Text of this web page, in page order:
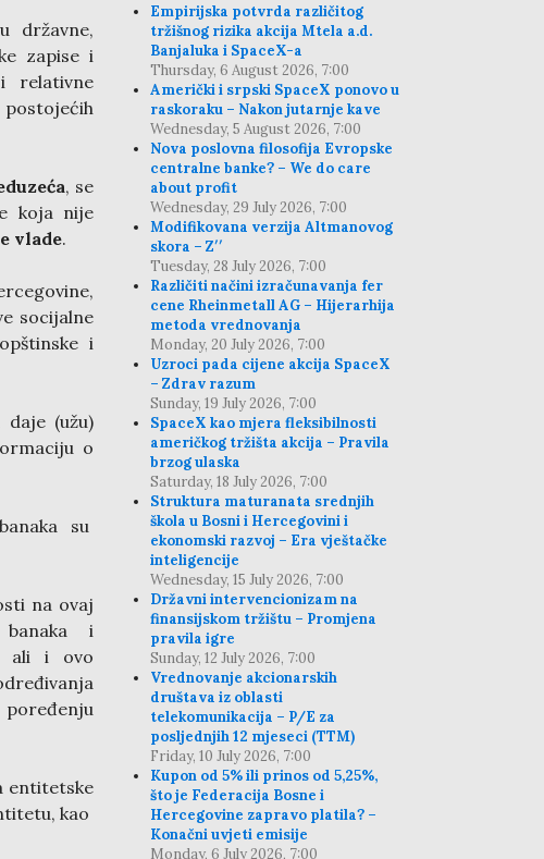
državne,
zapise i
relativne
, se
koja nije
vlade.
socijalne
i
daje (užu)
o
su
na ovaj
banaka i
ali i ovo
entitetske
kao
Empirijska potvrda različitog
tržišnog rizika akcija Mtela a.d.
Banjaluka i SpaceX-a
Thursday, 6 August 2026, 7:00
Američki i srpski SpaceX ponovo u
raskoraku – Nakon jutarnje kave
Wednesday, 5 August 2026, 7:00
Nova poslovna filosofija Evropske
centralne banke? – We do care
about profit
Wednesday, 29 July 2026, 7:00
Modifikovana verzija Altmanovog
skora – Z′′
Tuesday, 28 July 2026, 7:00
Različiti načini izračunavanja fer
cene Rheinmetall AG – Hijerarhija
metoda vrednovanja
Monday, 20 July 2026, 7:00
Uzroci pada cijene akcija SpaceX
– Zdrav razum
Sunday, 19 July 2026, 7:00
SpaceX kao mjera fleksibilnosti
američkog tržišta akcija – Pravila
brzog ulaska
Saturday, 18 July 2026, 7:00
Struktura maturanata srednjih
škola u Bosni i Hercegovini i
ekonomski razvoj – Era vještačke
inteligencije
Wednesday, 15 July 2026, 7:00
Državni intervencionizam na
finansijskom tržištu – Promjena
pravila igre
Sunday, 12 July 2026, 7:00
Vrednovanje akcionarskih
društava iz oblasti
telekomunikacija – P/E za
posljednjih 12 mjeseci (TTM)
Friday, 10 July 2026, 7:00
Kupon od 5% ili prinos od 5,25%,
što je Federacija Bosne i
Hercegovine zapravo platila? –
Konačni uvjeti emisije
Monday, 6 July 2026, 7:00